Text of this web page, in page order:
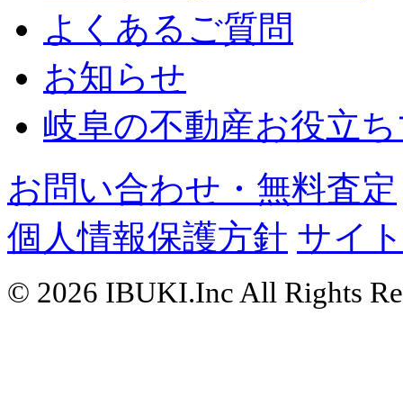
よくあるご質問
お知らせ
岐阜の不動産お役立
お問い合わせ・無料査定
個人情報保護方針 サイ
© 2026 IBUKI.Inc All Rights